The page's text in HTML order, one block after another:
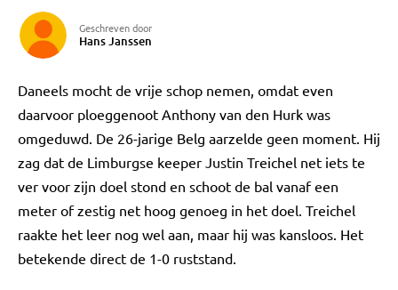
Geschreven door
Hans Janssen
Daneels mocht de vrije schop nemen, omdat even
daarvoor ploeggenoot Anthony van den Hurk was
omgeduwd. De 26-jarige Belg aarzelde geen moment. Hij
zag dat de Limburgse keeper Justin Treichel net iets te
ver voor zijn doel stond en schoot de bal vanaf een
meter of zestig net hoog genoeg in het doel. Treichel
raakte het leer nog wel aan, maar hij was kansloos. Het
betekende direct de 1-0 ruststand.